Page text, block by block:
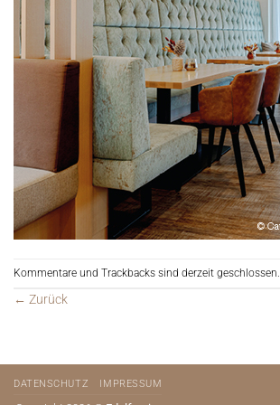
Kommentare und Trackbacks sind derzeit geschlossen.
← Zurück
DATENSCHUTZ IMPRESSUM